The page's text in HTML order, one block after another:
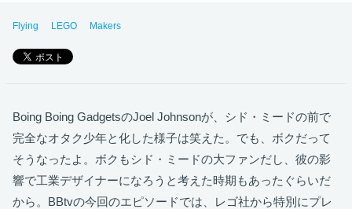
Flying LEGO Makers
Boing Boing GadgetsのJoel Johnsonが、シド・ミードの前で
完全なオタク少年と化した様子は笑えた。でも、ボクだって
そうなったよ。ボクもシド・ミードの大ファンだし、彼の影
響で工業デザイナーになろうと考えた時期もあったぐらいだ
から。BBtvの今回のエピソードでは、レゴ社から特別にプレ